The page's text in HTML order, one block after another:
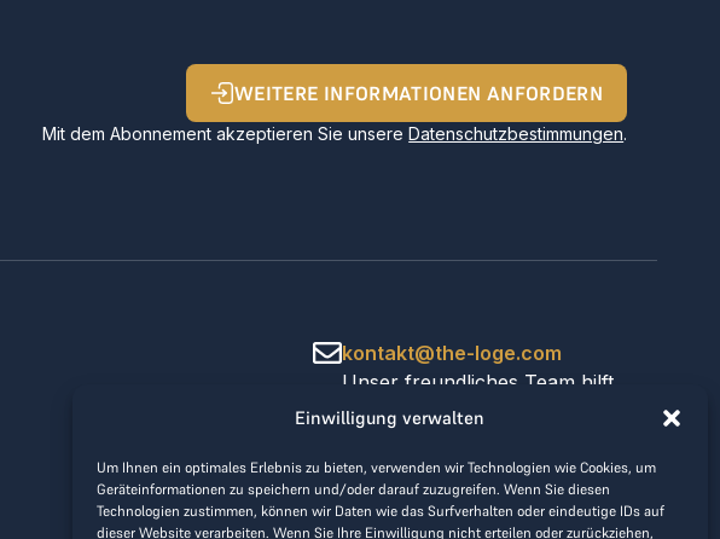
Einwilligung verwalten
Um Ihnen ein optimales Erlebnis zu bieten, verwenden wir Technologien wie Cookies, um
Geräteinformationen zu speichern und/oder darauf zuzugreifen. Wenn Sie diesen
Technologien zustimmen, können wir Daten wie das Surfverhalten oder eindeutige IDs auf
dieser Website verarbeiten. Wenn Sie Ihre Einwilligung nicht erteilen oder zurückziehen,
WEITERE INFORMATIONEN ANFORDERN
Mit dem Abonnement akzeptieren Sie unsereDatenschutzbestimmungen.
kontakt@the-loge.com
Unser freundliches Team hilft
Ihnen gerne weiter.
Mo-Fr von 8:00 bis 17:00 Uhr.